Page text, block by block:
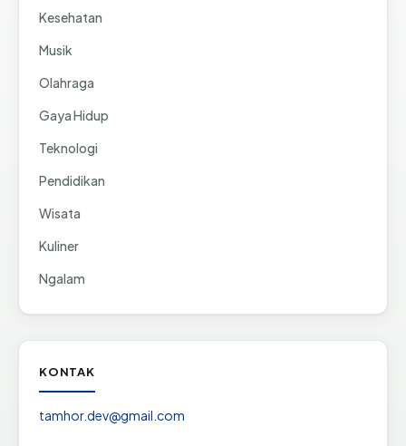
Kesehatan
Musik
Olahraga
Gaya Hidup
Teknologi
Pendidikan
Wisata
Kuliner
Ngalam
KONTAK
tamhor.dev@gmail.com